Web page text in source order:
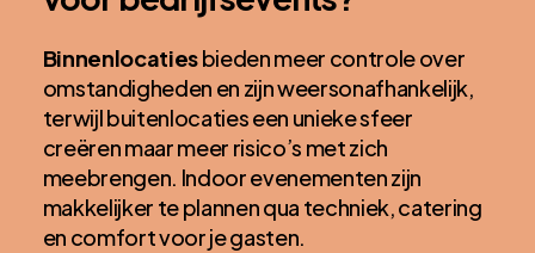
Binnenlocatiesbieden meer controle over
omstandigheden en zijn weersonafhankelijk,
terwijl buitenlocaties een unieke sfeer
creëren maar meer risico’s met zich
meebrengen. Indoor evenementen zijn
makkelijker te plannen qua techniek, catering
en comfort voor je gasten.